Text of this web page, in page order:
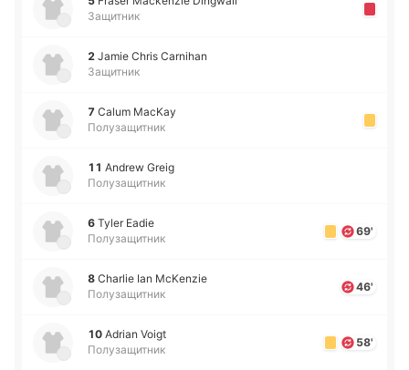
Защитник
2 Jamie Chris Carnihan
Защитник
7 Calum MacKay
Полузащитник
11 Andrew Greig
Полузащитник
6 Tyler Eadie
Полузащитник
69'
8 Charlie Ian McKenzie
Полузащитник
46'
10 Adrian Voigt
Полузащитник
58'